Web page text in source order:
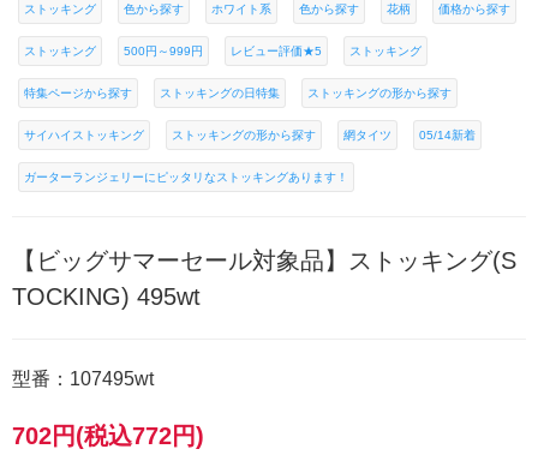
ストッキング 色から探す ホワイト系 色から探す 花柄 価格から探す
ストッキング 500円～999円 レビュー評価★5 ストッキング
特集ページから探す ストッキングの日特集 ストッキングの形から探す
サイハイストッキング ストッキングの形から探す 網タイツ 05/14新着
ガーターランジェリーにピッタリなストッキングあります！
【ビッグサマーセール対象品】ストッキング(S
TOCKING) 495wt
型番：107495wt
702円(税込772円)